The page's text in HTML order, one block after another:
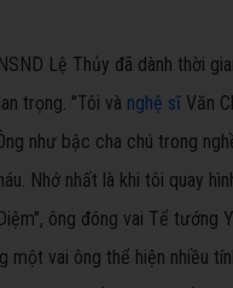
Lệ Thủy đã dành thời
trọng. "Tôi và nghệ sĩ Văn
như bậc cha chú trong
Nhớ nhất là khi tôi quay
ông đóng vai Tể tướng
một vai ông thể hiện nhiều